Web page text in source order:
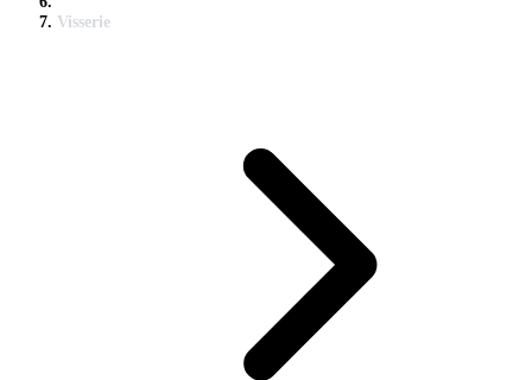
Visserie